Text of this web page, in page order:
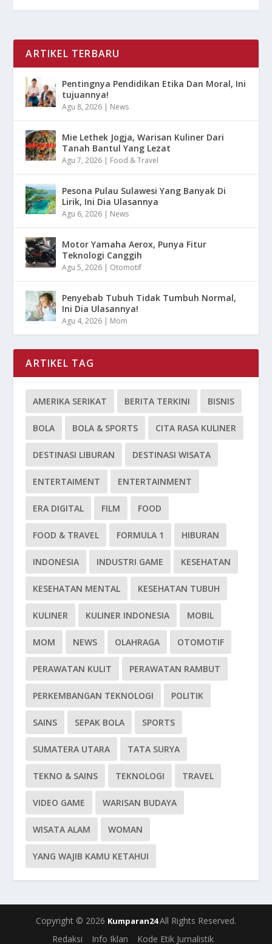
ARTIKEL TERBARU
Pentingnya Pendidikan Etika Dan Moral, Ini
tujuannya!
Agu 8, 2026 | News
Mie Lethek Jogja, Warisan Kuliner Dari
Tanah Bantul Yang Lezat
Agu 7, 2026 | Food & Travel
Pesona Pulau Sulawesi Yang Banyak Di
Lirik, Ini Dia Ulasannya
Agu 6, 2026 | News
Motor Yamaha Aerox, Punya Fitur
Teknologi Canggih
Agu 5, 2026 | Otomotif
Penyebab Tubuh Tidak Tumbuh Normal,
Ini Dia Ulasannya!
Agu 4, 2026 | Mom
ARTIKEL TAG
AMERIKA SERIKAT BERITA TERKINI BISNIS
BOLA BOLA & SPORTS CITA RASA KULINER
DESTINASI LIBURAN DESTINASI WISATA
ENTERTAIMENT ENTERTAINMENT
ERA DIGITAL FILM FOOD
FOOD & TRAVEL FORMULA 1 HIBURAN
INDONESIA INDUSTRI GAME KESEHATAN
KESEHATAN MENTAL KESEHATAN TUBUH
KULINER KULINER INDONESIA MOBIL
MOM NEWS OLAHRAGA OTOMOTIF
PERAWATAN KULIT PERAWATAN RAMBUT
PERKEMBANGAN TEKNOLOGI POLITIK
SAINS SEPAK BOLA SPORTS
SUMATERA UTARA TATA SURYA
TEKNO & SAINS TEKNOLOGI TRAVEL
VIDEO GAME WARISAN BUDAYA
WISATA ALAM WOMAN
YANG WAJIB KAMU KETAHUI
Copyright © 2026 Kumparan24All Rights Reserved.
Redaksi
Info Iklan Kode Etik Jurnalistik